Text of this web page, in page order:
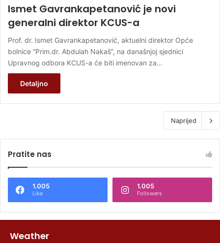
Ismet Gavrankapetanović je novi
generalni direktor KCUS-a
Prof. dr. Ismet Gavrankapetanović, aktuelni direktor Opće
bolnice “Prim.dr. Abdulah Nakaš”, na današnjoj sjednici
Upravnog odbora KCUS-a će biti imenovan za…
Detaljno
Naprijed
Pratite nas
1.005
Like
1.005
Followers
Weather